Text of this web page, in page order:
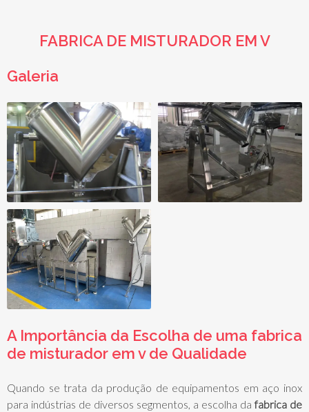
FABRICA DE MISTURADOR EM V
Galeria
A Importância da Escolha de uma fabrica
de misturador em vde Qualidade
Quando se trata da produção de equipamentos em aço inox
para indústrias de diversos segmentos, a escolha dafabrica de